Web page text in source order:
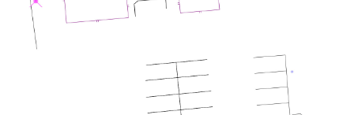
Toripaikat